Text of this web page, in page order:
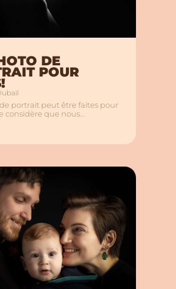
DE
POUR
portrait peut être faites pour
considère que nous...